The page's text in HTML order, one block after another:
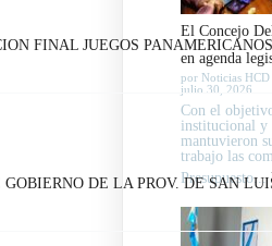
FINAL JUEGOS
DE LA PROV. DE SAN
El Concejo
en agenda
por Noticias HCD
julio 30, 2026
Con el
institucional y
mantuvieron
trabajo las
Presupuesto...